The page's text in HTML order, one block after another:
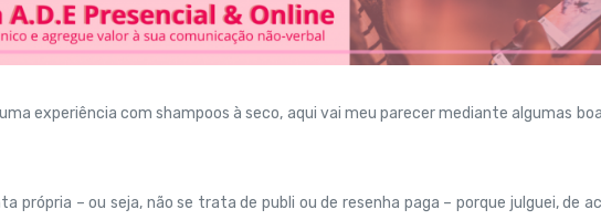
experiência com shampoos à seco, aqui vai meu parecer mediante algumas
própria – ou seja, não se trata de publi ou de resenha paga – porque julguei, de